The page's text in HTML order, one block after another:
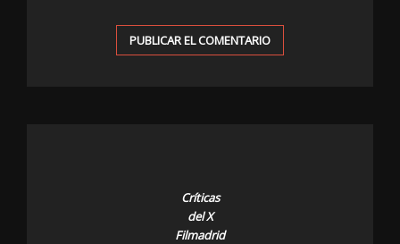
Críticas
del X
Filmadrid